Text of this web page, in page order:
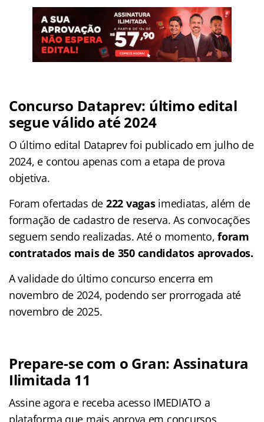
Concurso Dataprev: último edital
segue válido até 2024
O último edital Dataprev foi publicado em julho de
2024, e contou apenas com a etapa de prova
objetiva.
Foram ofertadas de 222 vagas imediatas, além de
formação de cadastro de reserva. As convocações
seguem sendo realizadas. Até o momento, foram
contratados mais de 350 candidatos aprovados.
A validade do último concurso encerra em
novembro de 2024, podendo ser prorrogada até
novembro de 2025.
Prepare-se com o Gran: Assinatura
Ilimitada 11
Assine agora e receba acesso IMEDIATO a
plataforma que mais aprova em concursos